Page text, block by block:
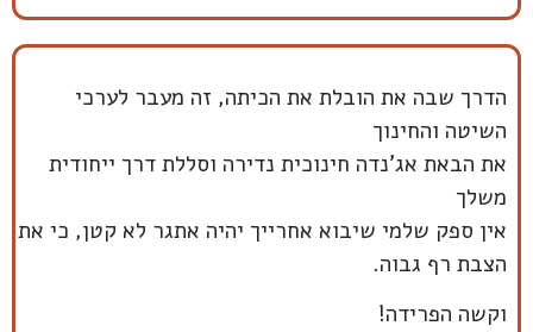
הדרך שבה את הובלת את הכיתה, זה מעבר לערכי
השיטה והחינוך
את הבאת אג'נדה חינוכית נדירה וסללת דרך ייחודית
משלך
אין ספק שלמי שיבוא אחרייך יהיה אתגר לא קטן, כי את
הצבת רף גבוה.
וקשה הפרידה!